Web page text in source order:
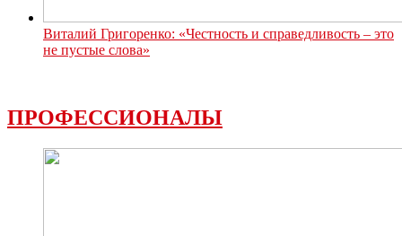
Виталий Григоренко: «Честность и справедливость – это
не пустые слова»
ПРОФЕССИОНАЛЫ